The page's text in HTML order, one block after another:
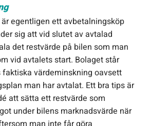
egentligen ett avbetalningsköp
sig att vid slutet av avtalad
det restvärde på bilen som man
vid avtalets start. Bolaget står
värdeminskning oavsett
man har avtalat. Ett bra tips är
att sätta ett restvärde som
under bilens marknadsvärde när